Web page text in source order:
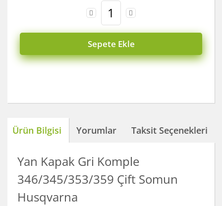
Sepete Ekle
Ürün Bilgisi Yorumlar Taksit Seçenekleri
Yan Kapak Gri Komple
346/345/353/359 Çift Somun
Husqvarna